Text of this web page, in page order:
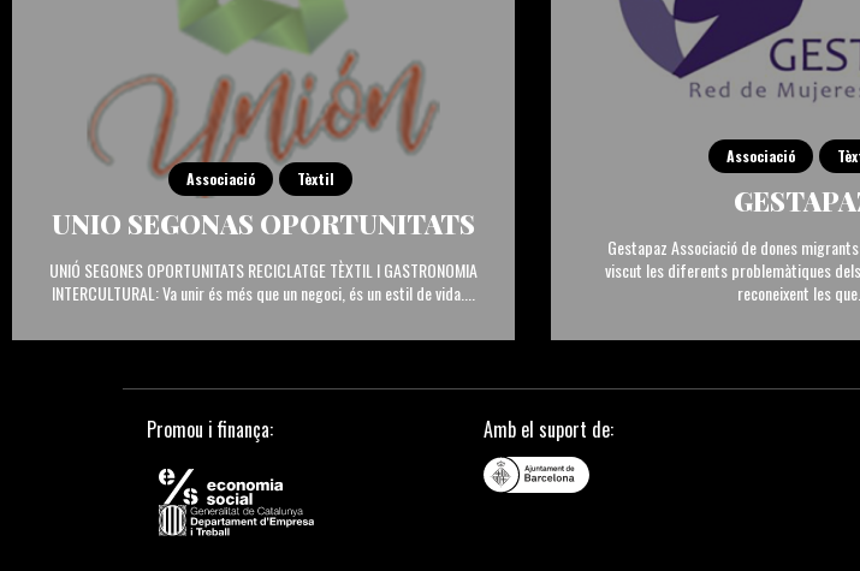
Associació Tèxtil
UNIO SEGONAS OPORTUNITATS
UNIÓ SEGONES OPORTUNITATS RECICLATGE TÈXTIL I GASTRONOMIA
INTERCULTURAL: Va unir és més que un negoci, és un estil de vida....
Associació
Gestapaz Associació de dones
viscut les diferents problemàtiques
reconeixent les que...
Promou i finança: Amb el suport de: